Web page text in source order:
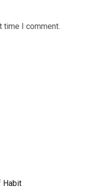
time I comment.